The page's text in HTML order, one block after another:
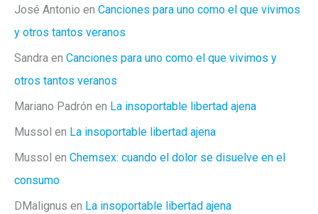
José Antonio en Canciones para uno como el que vivimos
y otros tantos veranos
Sandra en Canciones para uno como el que vivimos y
otros tantos veranos
Mariano Padrón en La insoportable libertad ajena
Mussol en La insoportable libertad ajena
Mussol en Chemsex: cuando el dolor se disuelve en el
consumo
DMalignus en La insoportable libertad ajena